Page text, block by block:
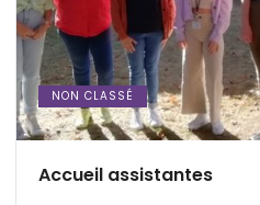
NON CLASSÉ
Accueil assistantes